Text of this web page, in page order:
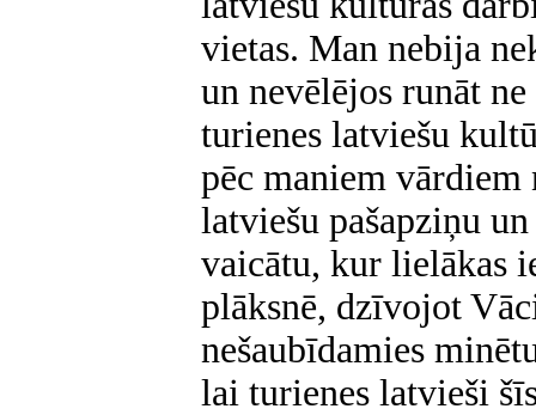
vietas. Man nebija
un nevēlējos runāt
turienes latviešu
pēc maniem
latviešu pašapziņu
vaicātu, kur lielākas
plāksnē, dzīvojot
nešaubīdamies
lai turienes latvieši